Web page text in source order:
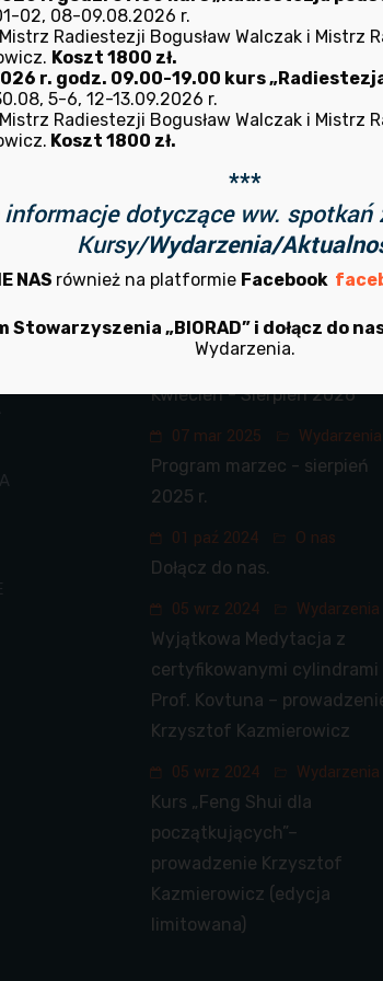
Skontaktuj
Ostatnie artykuły
08 kwi 2026 Wydarzenia
Program działalności na
Kwiecień - Sierpień 2026
07 mar 2025 Wydarzenia
Program marzec - sierpień
2025 r.
01 paź 2024 O nas
Dołącz do nas.
05 wrz 2024 Wydarzenia
Wyjątkowa Medytacja z
certyfikowanymi cylindrami
Prof. Kovtuna –
Krzysztof Kazmierowicz
05 wrz 2024 Wydarzenia
Kurs „Feng Shui dla
początkujących”–
prowadzenie Krzysztof
Kazmierowicz (edycja
limitowana)
02, 08-09.08.2026 r.
Radiestezji Bogusław Walczak i Mistrz
Koszt 1800 zł.
r. godz. 09.00-19.00 kurs
5-6, 12-13.09.2026 r.
Radiestezji Bogusław Walczak i Mistrz
Koszt 1800 zł.
***
informacje dotyczące ww.
Kursy/Wydarzenia/
NAS również na platformie Facebook
Stowarzyszenia „BIORAD” i dołącz do
Wydarzenia.